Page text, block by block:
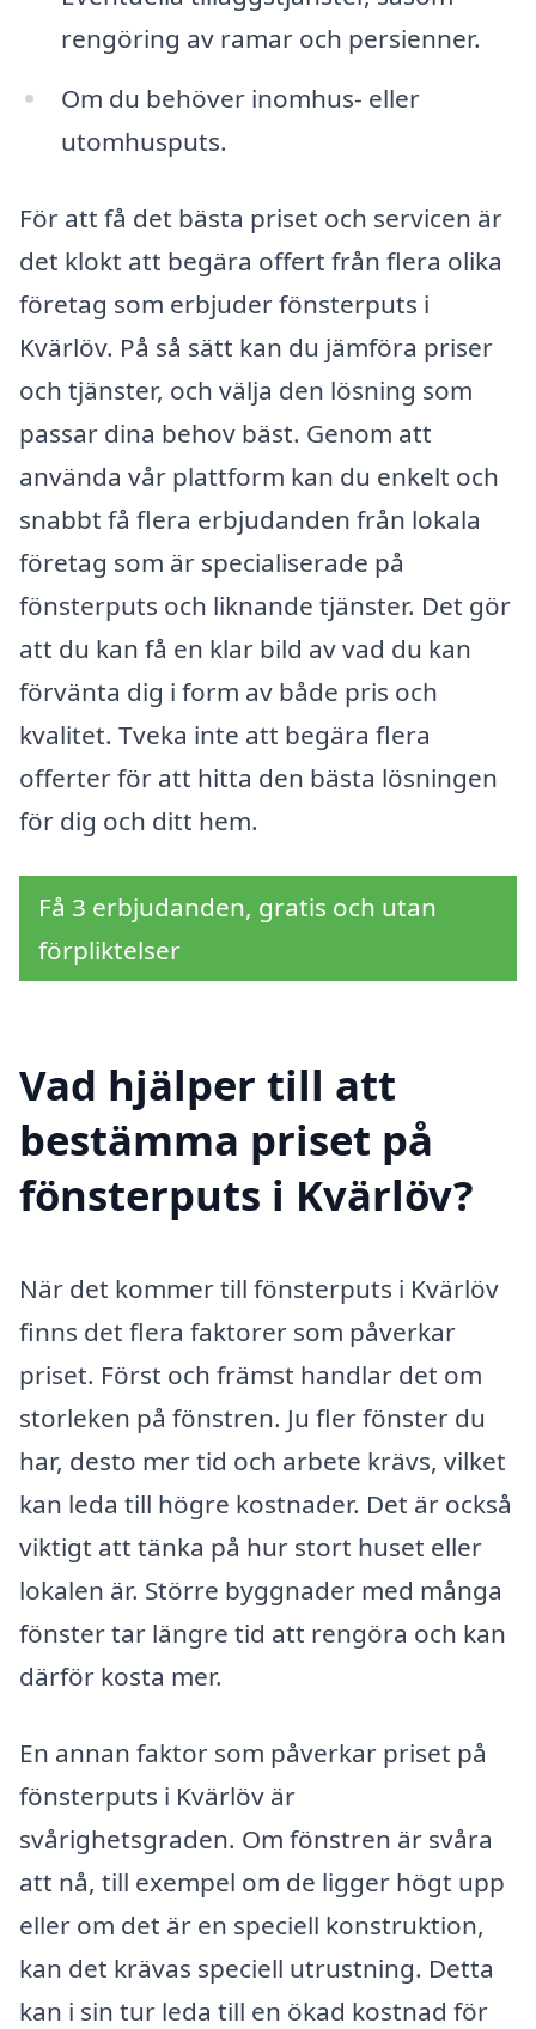
rengöring av ramar och persienner.
Om du behöver inomhus- eller
utomhusputs.
För att få det bästa priset och servicen är
det klokt att begära offert från flera olika
företag som erbjuder fönsterputs i
Kvärlöv. På så sätt kan du jämföra priser
och tjänster, och välja den lösning som
passar dina behov bäst. Genom att
använda vår plattform kan du enkelt och
snabbt få flera erbjudanden från lokala
företag som är specialiserade på
fönsterputs och liknande tjänster. Det gör
att du kan få en klar bild av vad du kan
förvänta dig i form av både pris och
kvalitet. Tveka inte att begära flera
offerter för att hitta den bästa lösningen
för dig och ditt hem.
Få 3 erbjudanden, gratis och utan
förpliktelser
Vad hjälper till att
bestämma priset på
fönsterputs i Kvärlöv?
När det kommer till fönsterputs i Kvärlöv
finns det flera faktorer som påverkar
priset. Först och främst handlar det om
storleken på fönstren. Ju fler fönster du
har, desto mer tid och arbete krävs, vilket
kan leda till högre kostnader. Det är också
viktigt att tänka på hur stort huset eller
lokalen är. Större byggnader med många
fönster tar längre tid att rengöra och kan
därför kosta mer.
En annan faktor som påverkar priset på
fönsterputs i Kvärlöv är
svårighetsgraden. Om fönstren är svåra
att nå, till exempel om de ligger högt upp
eller om det är en speciell konstruktion,
kan det krävas speciell utrustning. Detta
kan i sin tur leda till en ökad kostnad för